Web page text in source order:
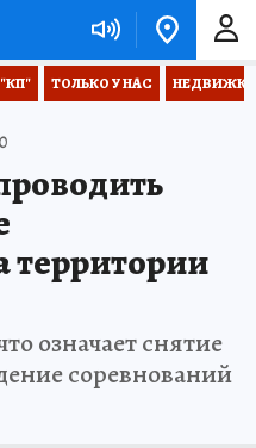
ТОЛЬКО У НАС НЕДВИЖКА
территории
означает снятие
соревнований